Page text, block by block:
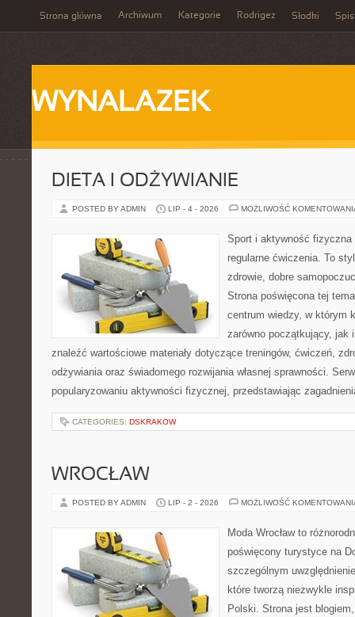
Strona główna Archiwum Kategorie Rodrigez Słodki Spis
WYNALAZEK
DIETA I ODŻYWIANIE
POSTED BY ADMIN LIP - 4 - 2026 MOŻLIWOŚĆ
Sport i aktywność
regularne ćwiczenia. To
zdrowie, dobre
Strona poświęcona tej
centrum wiedzy, w którym
zarówno początkujący, jak
znaleźć wartościowe materiały dotyczące treningów, ćwiczeń,
odżywiania oraz świadomego rozwijania własnej sprawności.
popularyzowaniu aktywności fizycznej, przedstawiając
CATEGORIES: DSKRAKOW
WROCŁAW
POSTED BY ADMIN LIP - 2 - 2026 MOŻLIWOŚĆ
Moda Wrocław to
poświęcony turystyce na
szczególnym
które tworzą niezwykle
Polski. Strona jest